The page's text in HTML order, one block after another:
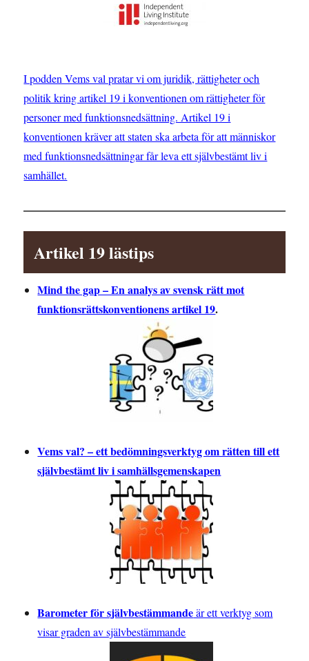
I podden Vems val pratar vi om juridik, rättigheter och
politik kring artikel 19 i konventionen om rättigheter för
personer med funktionsnedsättning. Artikel 19 i
konventionen kräver att staten ska arbeta för att människor
med funktionsnedsättningar får leva ett självbestämt liv i
samhället.
Artikel 19 lästips
Mind the gap – En analys av svensk rätt mot
funktionsrättskonventionens artikel 19.
Vems val? – ett bedömningsverktyg om rätten till ett
självbestämt liv i samhällsgemenskapen
Barometer för självbestämmandeär ett verktyg som
visar graden av självbestämmande